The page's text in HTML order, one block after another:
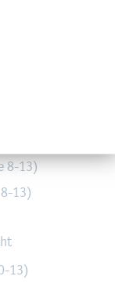
8-13)
13)
13)